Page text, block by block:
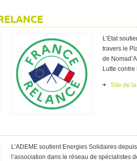
L’Etat
travers le
de
Lutte
Site de
L’ADEME soutient Energies Solidaires
l’association dans le réseau de spécialistes